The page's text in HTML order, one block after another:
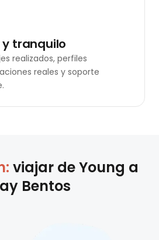
tranquilo
realizados, perfiles
reales y soporte
viajar deYoung a
Bentos